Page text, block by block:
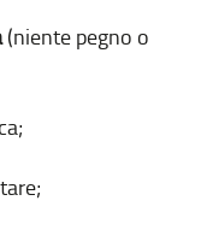
(niente pegno o